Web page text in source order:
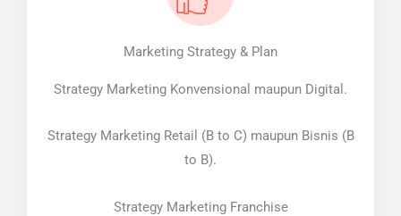
Marketing Strategy & Plan
Strategy Marketing Konvensional maupun Digital.
Strategy Marketing Retail (B to C) maupun Bisnis (B
to B).
Strategy Marketing Franchise